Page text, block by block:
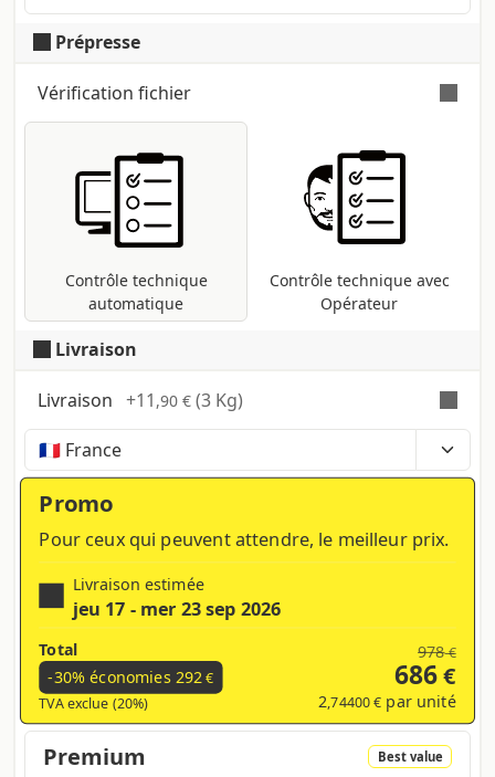
d'utiliser gratuitement
présente au laboratoire.
Prépresse
Vérification fichier
Contrôle technique
automatique
Contrôle technique avec
Opérateur
pour tous les fichiers pdf : contrôle des
dimensions et des polices ; conversion
dans le profil d'impression CMJN si
présentes d'autres méthodes (RVB,
Pantone, etc ...).
Livraison
Livraison +11 ,90 € (3 Kg)
Temps, coûts et taxes peuvent varier selon la
région et les produits contenus dans le panier
Promo
Pour ceux qui peuvent attendre, le meilleur prix.
Livraison estimée
jeu 17 - mer 23 sep 2026
Total
-30% économies 292€
TVA exclue (20%)
978€
686€
2 ,74400 € par unité
Premium Best value